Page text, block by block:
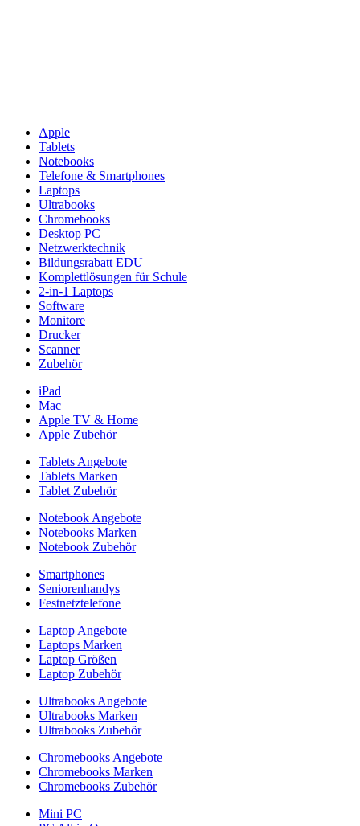
Apple
Tablets
Notebooks
Telefone & Smartphones
Laptops
Ultrabooks
Chromebooks
Desktop PC
Netzwerktechnik
Bildungsrabatt EDU
Komplettlösungen für Schule
2-in-1 Laptops
Software
Monitore
Drucker
Scanner
Zubehör
iPad
Mac
Apple TV & Home
Apple Zubehör
Tablets Angebote
Tablets Marken
Tablet Zubehör
Notebook Angebote
Notebooks Marken
Notebook Zubehör
Smartphones
Seniorenhandys
Festnetztelefone
Laptop Angebote
Laptops Marken
Laptop Größen
Laptop Zubehör
Ultrabooks Angebote
Ultrabooks Marken
Ultrabooks Zubehör
Chromebooks Angebote
Chromebooks Marken
Chromebooks Zubehör
Mini PC